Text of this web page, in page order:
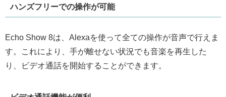
ハンズフリーでの操作が可能
Echo Show 8は、Alexaを使って全ての操作が音声で行えま
す。これにより、手が離せない状況でも音楽を再生した
り、ビデオ通話を開始することができます。